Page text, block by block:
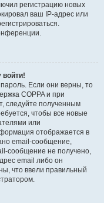
регистрацию новых
ваш IP-адрес или
войти!
Если они верны, то
COPPA и при
следуйте полученным
чтобы все новые
или
отображается в
email-сообщение,
сообщение не получено,
email либо он
что ввели правильный